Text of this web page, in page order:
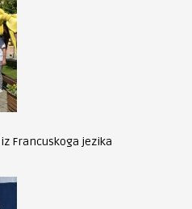
Francuskoga jezika